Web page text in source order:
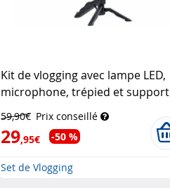
Kit de vlogging avec lampe LED,
microphone, trépied et support
pour smartphone Somikon
59,90€ Prix conseillé
29,95€ -50 %
Set de Vlogging